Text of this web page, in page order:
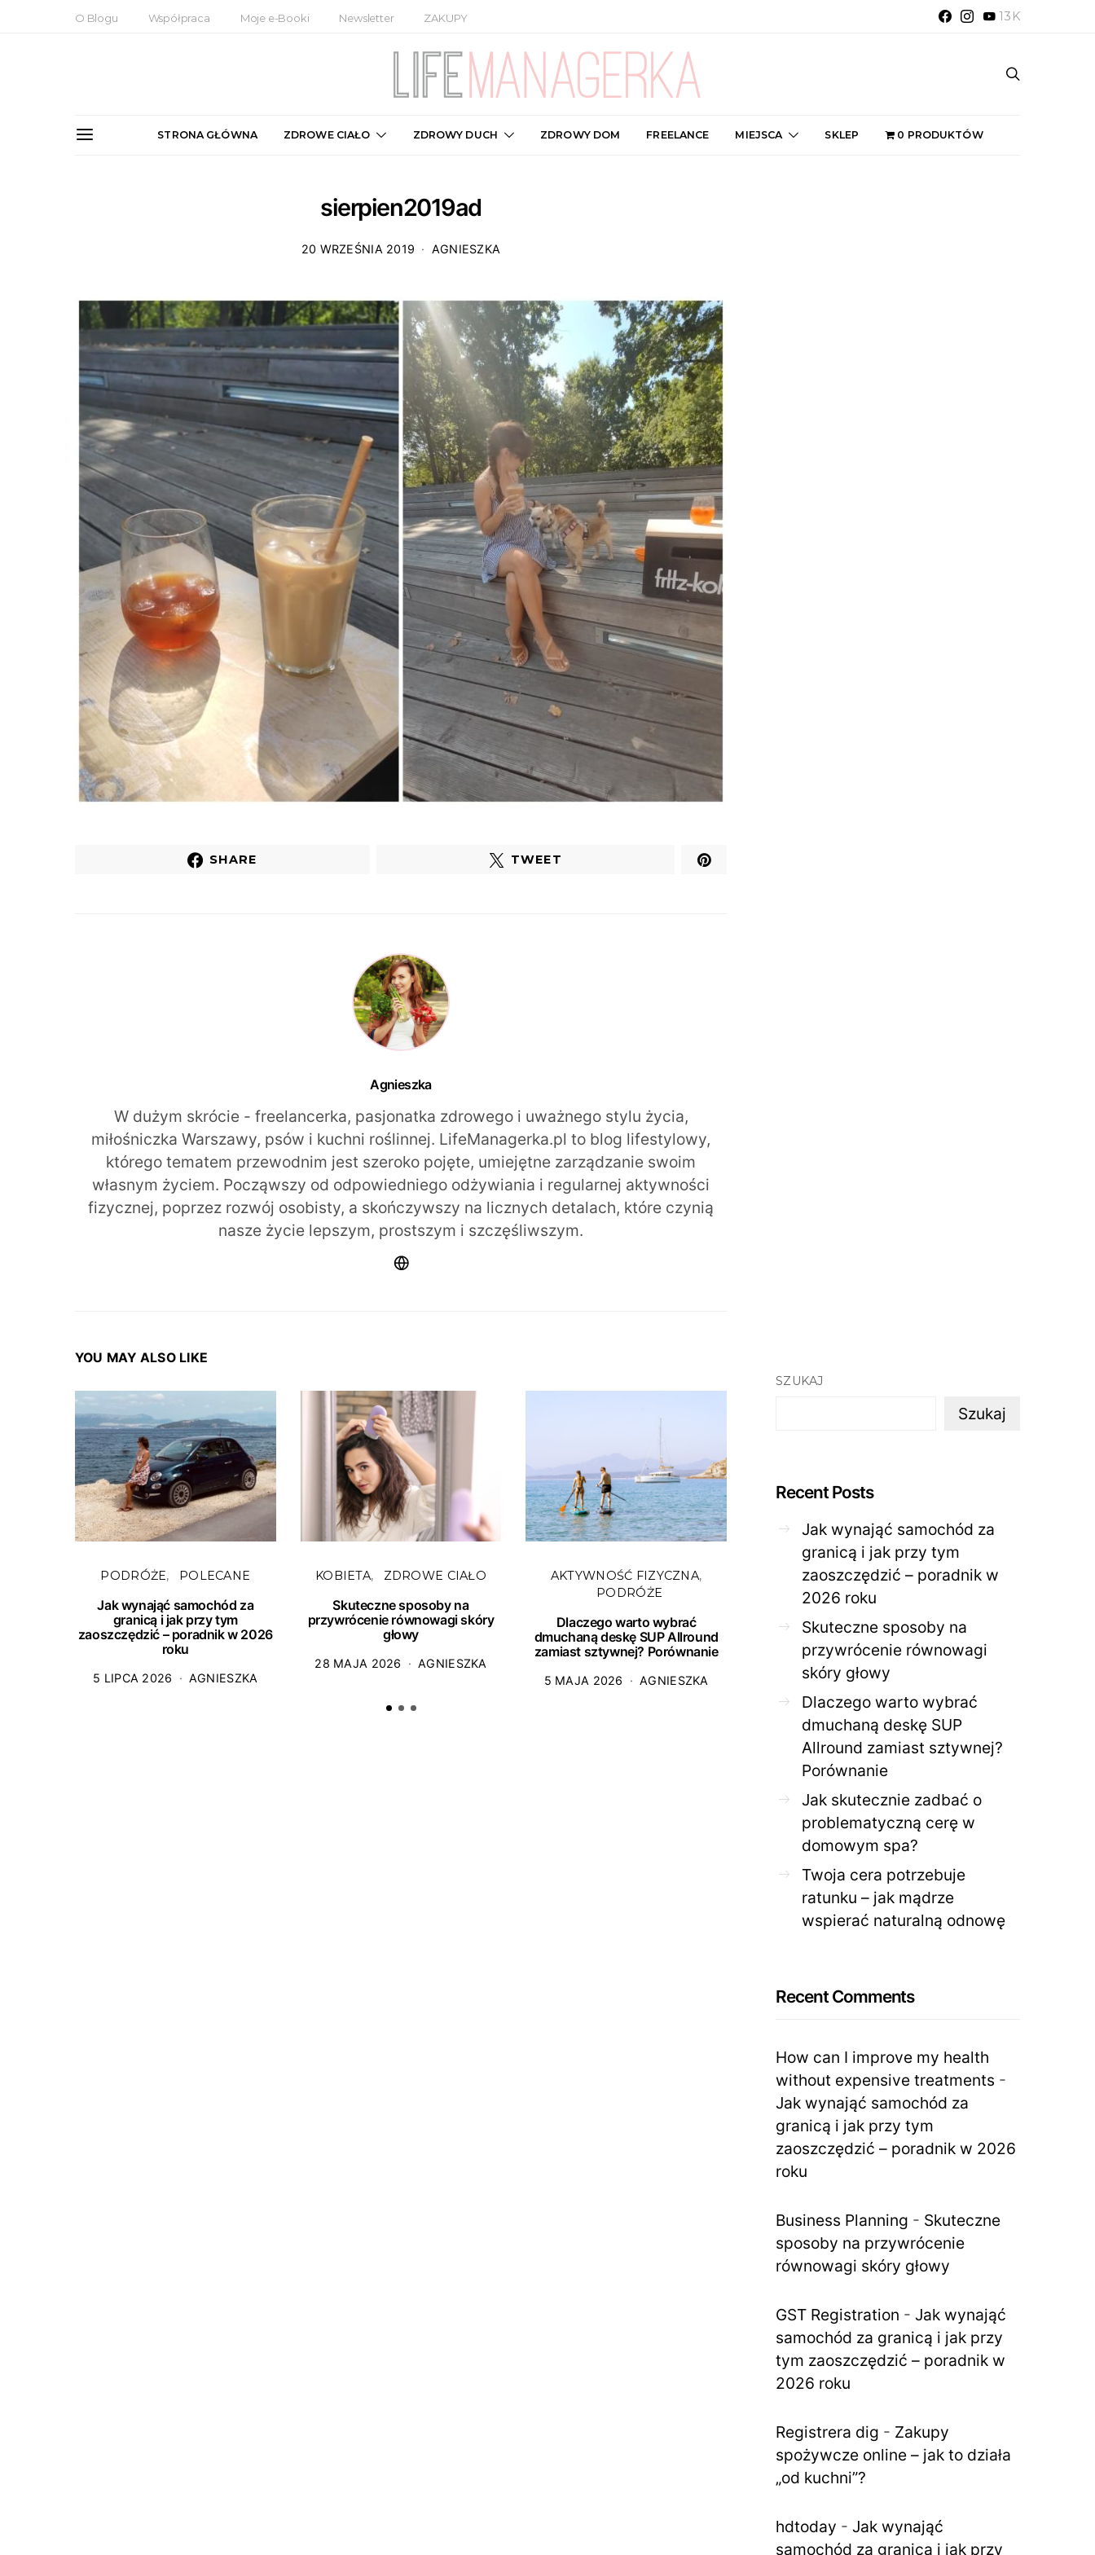
O Blogu Współpraca Moje e-Booki Newsletter ZAKUPY 13K
STRONA GŁÓWNA ZDROWE CIAŁO ZDROWY DUCH ZDROWY DOM FREELANCE MIEJSCA SKLEP 0 PRODUKTÓW
sierpien2019ad
20 WRZEŚNIA 2019 AGNIESZKA
SHARE TWEET
Agnieszka
W dużym skrócie - freelancerka, pasjonatka zdrowego i uważnego stylu życia,
miłośniczka Warszawy, psów i kuchni roślinnej. LifeManagerka.pl to blog lifestylowy,
którego tematem przewodnim jest szeroko pojęte, umiejętne zarządzanie swoim
własnym życiem. Począwszy od odpowiedniego odżywiania i regularnej aktywności
fizycznej, poprzez rozwój osobisty, a skończywszy na licznych detalach, które czynią
nasze życie lepszym, prostszym i szczęśliwszym.
YOU MAY ALSO LIKE
PODRÓŻE POLECANE
Jak wynająć samochód za
granicą i jak przy tym
zaoszczędzić – poradnik w 2026
roku
5 LIPCA 2026 AGNIESZKA
KOBIETA ZDROWE CIAŁO
Skuteczne sposoby na
przywrócenie równowagi skóry
głowy
28 MAJA 2026 AGNIESZKA
AKTYWNOŚĆ FIZYCZNA
PODRÓŻE
Dlaczego warto wybrać
dmuchaną deskę SUP Allround
zamiast sztywnej? Porównanie
5 MAJA 2026 AGNIESZKA
ZDROWE CIAŁO
Jak skutecznie zadbać o
problematyczną cerę w
domowym spa?
28 KWIETNIA 2026 27 KWIETNIA 2026
SZUKAJ
Szukaj
Recent Posts
Jak wynająć samochód za
granicą i jak przy tym
zaoszczędzić – poradnik w
2026 roku
Skuteczne sposoby na
przywrócenie równowagi
skóry głowy
Dlaczego warto wybrać
dmuchaną deskę SUP
Allround zamiast sztywnej?
Porównanie
Jak skutecznie zadbać o
problematyczną cerę w
domowym spa?
Twoja cera potrzebuje
ratunku – jak mądrze
wspierać naturalną odnowę
Recent Comments
How can I improve my health
without expensive treatments -
Jak wynająć samochód za
granicą i jak przy tym
zaoszczędzić – poradnik w 2026
roku
Business Planning - Skuteczne
sposoby na przywrócenie
równowagi skóry głowy
GST Registration - Jak wynająć
samochód za granicą i jak przy
tym zaoszczędzić – poradnik w
2026 roku
Registrera dig - Zakupy
spożywcze online – jak to działa
„od kuchni”?
hdtoday - Jak wynająć
samochód za granicą i jak przy